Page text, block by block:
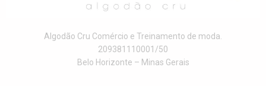
Algodão Cru Comércio e Treinamento de moda.
209381110001/50
Belo Horizonte – Minas Gerais